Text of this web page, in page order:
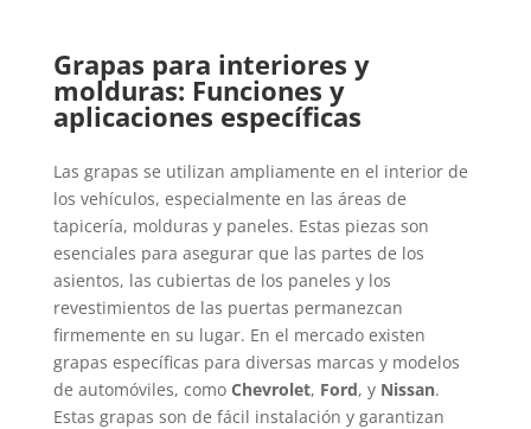
Grapas para interiores y
molduras: Funciones y
aplicaciones específicas
Las grapas se utilizan ampliamente en el interior de
los vehículos, especialmente en las áreas de
tapicería, molduras y paneles. Estas piezas son
esenciales para asegurar que las partes de los
asientos, las cubiertas de los paneles y los
revestimientos de las puertas permanezcan
firmemente en su lugar. En el mercado existen
grapas específicas para diversas marcas y modelos
de automóviles, como Chevrolet, Ford, y Nissan.
Estas grapas son de fácil instalación y garantizan